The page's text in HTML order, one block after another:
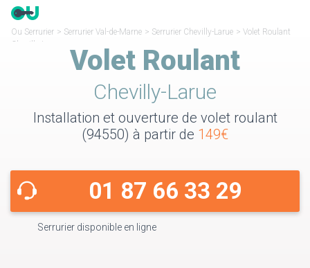
Ou Serrurier > Serrurier Val-de-Marne > Serrurier Chevilly-Larue > Volet Roulant
Chevilly-Larue
Volet Roulant
Chevilly-Larue
Installation et ouverture de volet roulant
(94550) à partir de 149€
01 87 66 33 29
Serrurier disponible en ligne